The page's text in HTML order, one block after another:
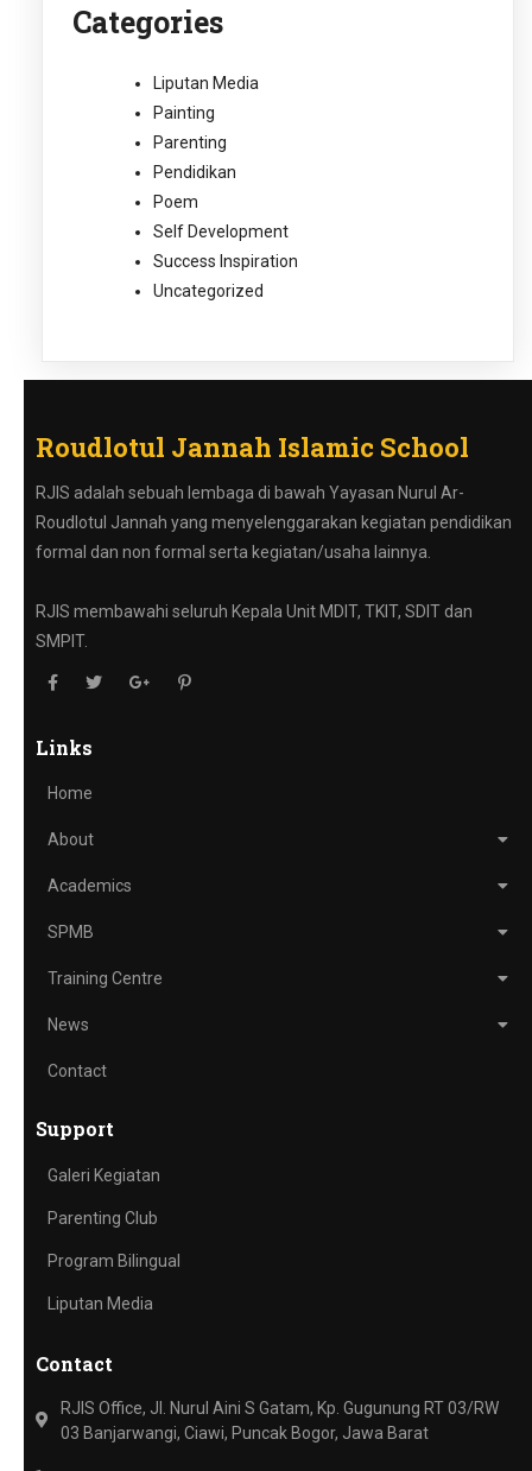
Categories
Liputan Media
Painting
Parenting
Pendidikan
Poem
Self Development
Success Inspiration
Uncategorized
Roudlotul Jannah Islamic School
RJIS adalah sebuah lembaga di bawah Yayasan Nurul Ar-
Roudlotul Jannah yang menyelenggarakan kegiatan pendidikan
formal dan non formal serta kegiatan/usaha lainnya.
RJIS membawahi seluruh Kepala Unit MDIT, TKIT, SDIT dan
SMPIT.
Links
Home
About
Academics
SPMB
Training Centre
News
Contact
Support
Galeri Kegiatan
Parenting Club
Program Bilingual
Liputan Media
Contact
RJIS Office, Jl. Nurul Aini S Gatam, Kp. Gugunung RT 03/RW
03 Banjarwangi, Ciawi, Puncak Bogor, Jawa Barat